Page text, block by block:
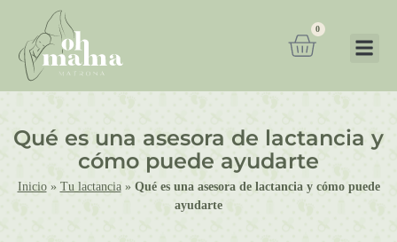
0
Qué es una asesora de lactancia y
cómo puede ayudarte
Inicio» Tu lactancia» Qué es una asesora de lactancia y cómo puede
ayudarte